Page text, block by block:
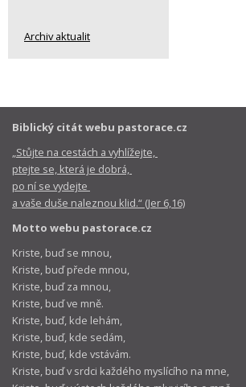
Archiv aktualit
Biblický citát webu pastorace.cz
„Stůjte na cestách a vyhlížejte,
ptejte se, která je dobrá,
po ní se vydejte
a vaše duše naleznou klid.“ (Jer 6,16)
Motto webu pastorace.cz
Kriste, buď se mnou,
Kriste, buď přede mnou,
Kriste, buď za mnou,
Kriste, buď ve mně.
Kriste, buď, kde lehám,
Kriste, buď, kde sedám,
Kriste, buď, kde vstávám.
Kriste, buď v srdci každého myslícího na mne,